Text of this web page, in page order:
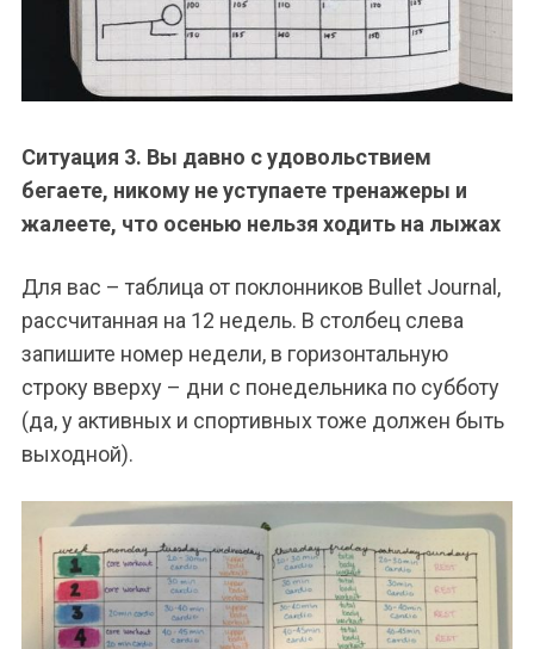
Ситуация 3. Вы давно с удовольствием
бегаете, никому не уступаете тренажеры и
жалеете, что осенью нельзя ходить на лыжах
Для вас – таблица от поклонников Bullet Journal,
рассчитанная на 12 недель. В столбец слева
запишите номер недели, в горизонтальную
строку вверху – дни с понедельника по субботу
(да, у активных и спортивных тоже должен быть
выходной).